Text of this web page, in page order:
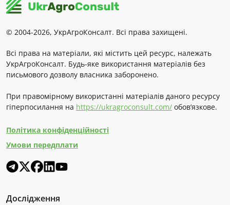
© 2004-2026, УкрАгроКонсалт. Всі права захищені.
Всі права на матеріали, які містить цей ресурс, належать
УкрАгроКонсалт. Будь-яке використання матеріалів без
письмового дозволу власника заборонено.
При правомірному використанні матеріалів даного ресурсу
гіперпосилання на https://ukragroconsult.com/ обов’язкове.
Політика конфіденційності
Умови передплати
Дослідження